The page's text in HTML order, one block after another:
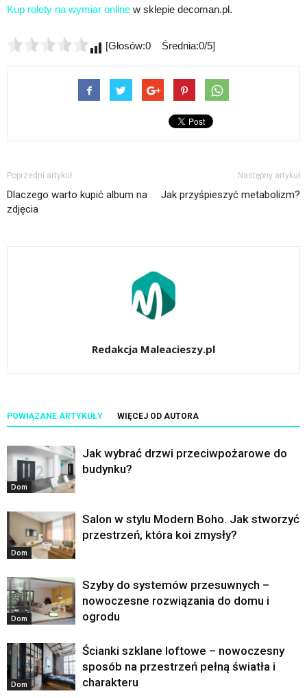
Kup rolety na wymiar online w sklepie decoman.pl.
[Głosów:0 Średnia:0/5]
Poprzedni artykuł
Dlaczego warto kupić album na
zdjęcia
Następny artykuł
Jak przyśpieszyć metabolizm?
Redakcja Maleacieszy.pl
POWIĄZANE ARTYKUŁY WIĘCEJ OD AUTORA
Dom
Jak wybrać drzwi przeciwpożarowe do
budynku?
Dom
Salon w stylu Modern Boho. Jak stworzyć
przestrzeń, która koi zmysły?
Dom
Szyby do systemów przesuwnych –
nowoczesne rozwiązania do domu i
ogrodu
Dom
Ścianki szklane loftowe – nowoczesny
sposób na przestrzeń pełną światła i
charakteru